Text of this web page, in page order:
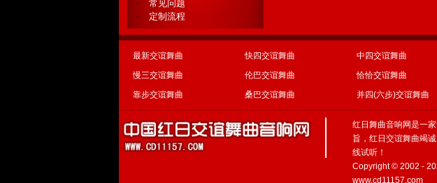
常见问题
定制流程
最新交谊舞曲 快四交谊舞曲 中四交谊舞曲
慢三交谊舞曲
伦巴交谊舞曲 恰恰交谊舞曲
靠步交谊舞曲
桑巴交谊舞曲 并四(六步)交谊舞曲
红日舞曲音响网是一
旨，红日 交谊舞曲竭
线试听！
Copyright © 2002 -
www.cd11157.com